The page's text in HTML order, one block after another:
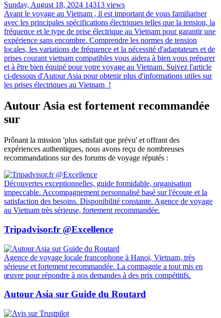
Sunday, August 18, 2024 14313 views
Avant le voyage au Vietnam , il est important de vous familiariser
avec les principales spécifications électriques telles que la tension, la
fréquence et le type de prise électrique au Vietnam pour garantir une
expérience sans encombre. Comprendre les normes de tension
locales, les variations de fréquence et la nécessité d'adaptateurs et de
prises courant vietnam compatibles vous aidera à bien vous préparer
et à être bien équipé pour votre voyage au Vietnam. Suivez l'article
ci-dessous d'Autour Asia pour obtenir plus d'informations utiles sur
les prises électriques au Vietnam !
Autour Asia est fortement recommandée
sur
Prônant la mission 'plus satisfait que prévu' et offrant des
expériences authentiques, nous avons reçu de nombreuses
recommandations sur des forums de voyage réputés :
Découvertes exceptionnelles, guide formidable, organisation
impeccable. Accompagnement personnalisé basé sur l'écoute et la
satisfaction des besoins. Disponibilité constante. Agence de voyage
au Vietnam très sérieuse, fortement recommandée.
Tripadvisor.fr @Excellence
Agence de voyage locale francophone à Hanoi, Vietnam, très
sérieuse et fortement recommandée. La compagnie a tout mis en
œuvre pour répondre à nos demandes à des prix compétitifs.
Autour Asia sur Guide du Routard